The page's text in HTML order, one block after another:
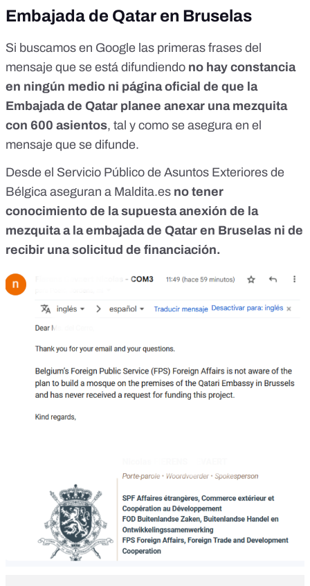
Embajada de Qatar en Bruselas
Si buscamos en Google las primeras frases del
mensaje que se está difundiendo no hay constancia
en ningún medio ni página oficial de que la
Embajada de Qatar planee anexar una mezquita
con 600 asientos, tal y como se asegura en el
mensaje que se difunde.
Desde el Servicio Público de Asuntos Exteriores de
Bélgica aseguran a Maldita.es no tener
conocimiento de la supuesta anexión de la
mezquita a la embajada de Qatar en Bruselas ni de
recibir una solicitud de financiación.